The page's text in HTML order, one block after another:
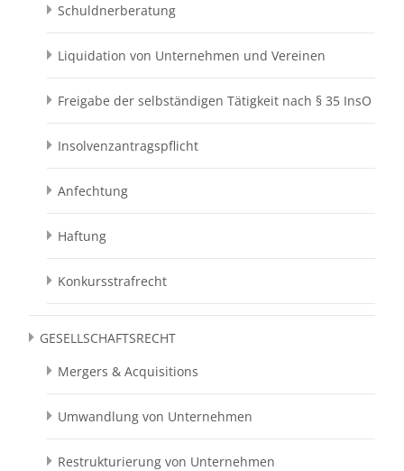
Schuldnerberatung
Liquidation von Unternehmen und Vereinen
Freigabe der selbständigen Tätigkeit nach § 35 InsO
Insolvenzantragspflicht
Anfechtung
Haftung
Konkursstrafrecht
GESELLSCHAFTSRECHT
Mergers & Acquisitions
Umwandlung von Unternehmen
Restrukturierung von Unternehmen